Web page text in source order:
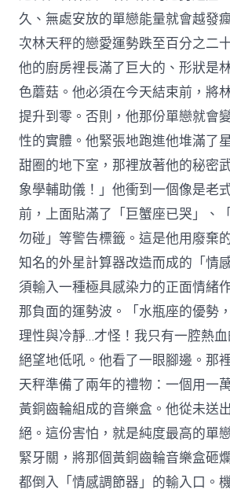
久、無處安放的單戀能量就會越發
次林天秤的戀愛運勢跌至百分之二
他的廚房裡長滿了巨大的、形狀是
色蘑菇。他必須在今天結束前，將
提升到零。否則，他那份單戀就會
性的實體。他緊張地跑進他堆滿了
甜圈的地下室，那裡放著他的秘密
象學輔助儀！」他衝到一個像是老
前，上面貼滿了「巨蟹座已哭」、
勿碰」等警告標籤。這是他用廢棄
知名的外星計算器改造而成的「情
須輸入一種極具感染力的正面情緒
那負面的運勢波。「水瓶座的優勢
理性與冷靜…才怪！我只有一腔熱
絕望地低吼。他看了一眼腳邊。那
天秤準備了兩年的禮物：一個用一
黃銅齒輪組成的音樂盒。他從未送
絕。這份害怕，就是純度最高的單
緊牙關，將那個黃銅齒輪音樂盒砸
都倒入「情感調節器」的輸入口。